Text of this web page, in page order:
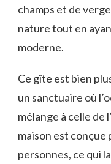
champs et de
nature tout en
moderne.
Ce gîte est bien
un sanctuaire où
mélange à celle de
maison est conçue
personnes, ce qui